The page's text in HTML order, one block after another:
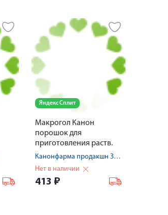
Яндекс Сплит
Макрогол Канон
порошок для
приготовления раств.
для приема внутрь 10 гКанонфарма продакшн ЗАО
Нет в наличии
413 ₽